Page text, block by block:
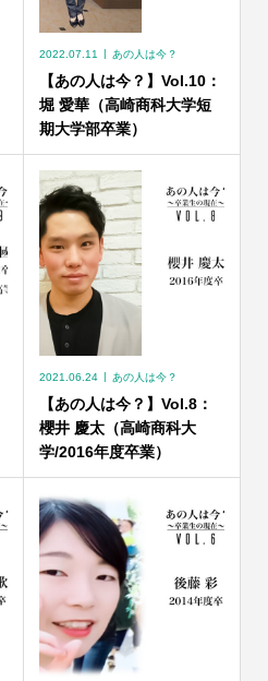
2022.07.11 あの人は今？
【あの人は今？】Vol.10：
堀 愛華（高崎商科大学短
期大学部卒業）
2021.06.24 あの人は今？
【あの人は今？】Vol.8：
櫻井 慶太（高崎商科大
学/2016年度卒業）